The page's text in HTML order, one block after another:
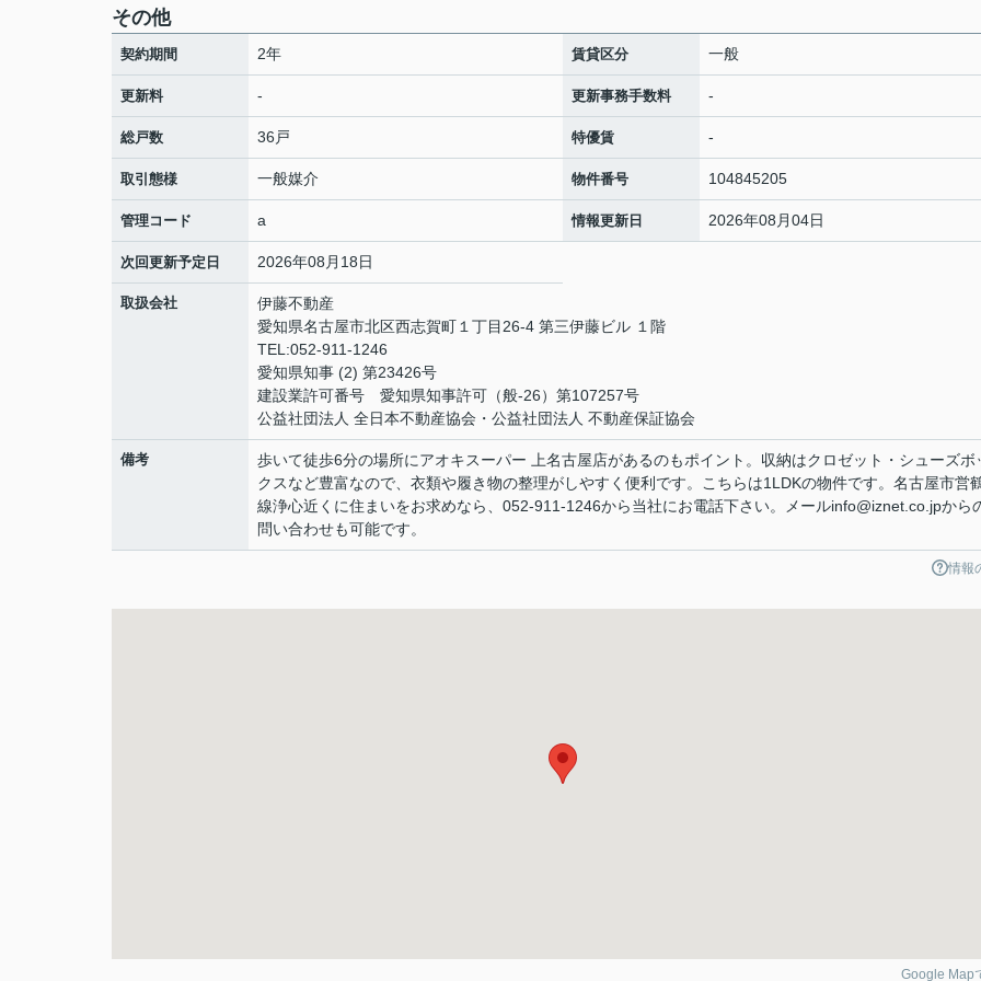
その他
契約期間 2年 賃貸区分 一般
更新料 - 更新事務手数料 -
総戸数 36戸 特優賃 -
取引態様 一般媒介 物件番号 104845205
管理コード a 情報更新日 2026年08月04日
次回更新予定日 2026年08月18日
取扱会社
伊藤不動産
愛知県名古屋市北区西志賀町１丁目26-4 第三伊藤ビル １階
TEL:052-911-1246
愛知県知事 (2) 第23426号
建設業許可番号 愛知県知事許可（般-26）第107257号
公益社団法人 全日本不動産協会・公益社団法人 不動産保証協会
備考
歩いて徒歩6分の場所にアオキスーパー 上名古屋店があるのもポイント。収納はクロゼット・シューズボ
クスなど豊富なので、衣類や履き物の整理がしやすく便利です。こちらは1LDKの物件です。名古屋市営
線浄心近くに住まいをお求めなら、052-911-1246から当社にお電話下さい。メールinfo@iznet.co.jpから
問い合わせも可能です。
情報
Google Map